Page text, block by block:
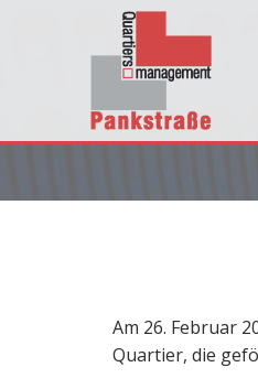
Am 26. Februar
Quartier, die